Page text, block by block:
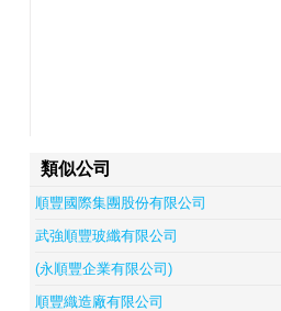
類似公司
順豐國際集團股份有限公司
武強順豐玻纖有限公司
(永順豐企業有限公司)
順豐織造廠有限公司